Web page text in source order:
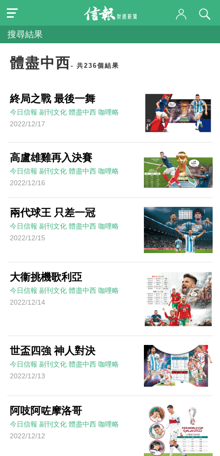
搜尋結果
體盡中西- 共236個結果
終局之戰 最後一舞
今日信報 副刊文化 體盡中西 咖哩略
2022/12/17
高盧雄雞再入決賽
今日信報 副刊文化 體盡中西 咖哩略
2022/12/16
兩代球王 只差一冠
今日信報 副刊文化 體盡中西 咖哩略
2022/12/15
大衞挑機歌利亞
今日信報 副刊文化 體盡中西 咖哩略
2022/12/14
世盃四強 神人對決
今日信報 副刊文化 體盡中西 咖哩略
2022/12/13
阿吱阿咗摩洛哥
今日信報 副刊文化 體盡中西 咖哩略
2022/12/12